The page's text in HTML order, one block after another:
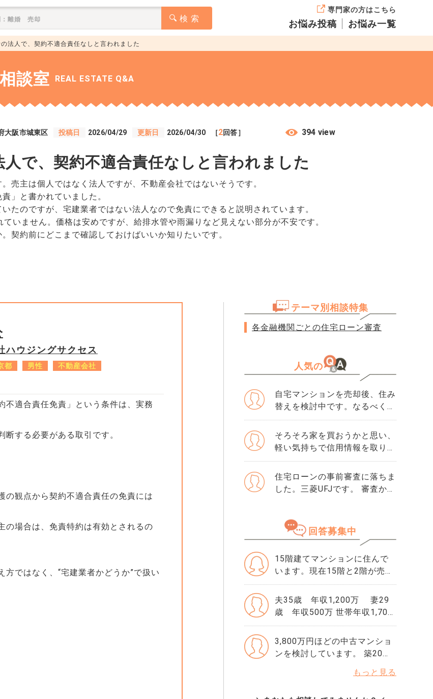
検 索
専門家の方はこちら
お悩み投稿 お悩み一覧
法人で、契約不適合責任なしと言われました
談室 REAL ESTATE Q&A
大阪市城東区 投稿日 2026/04/29 更新日 2026/04/30 ［2回答］ 394 view
で、契約不適合責任なしと言われました
売主は個人ではなく法人ですが、不動産会社ではないそうです。
」と書かれていました。
たのですが、宅建業者ではない法人なので免責にできると説明されています。
いません。価格は安めですが、給排水管や雨漏りなど見えない部分が不安です。
契約前にどこまで確認しておけばいいか知りたいです。
ハウジングサクセス
都 男性 不動産会社
不適合責任免責」という条件は、実務
する必要がある取引です。
の観点から契約不適合責任の免責には
の場合は、免責特約は有効とされるの
ではなく、“宅建業者かどうか”で扱い
テーマ別相談特集
各金融機関ごとの住宅ローン審査
人気の
自宅マンションを売却後、住み
替えを検討中です。なるべく3
か月以内に売却をしたいのです
が、一般媒介と専任媒介で迷っ
ています。 窓口は多い方が買
主が見つかりそうだと思うので
されました。それぞれメリット
デメリットがあれば教えてくだ
そろそろ家を買おうかと思い、
軽い気持ちで信用情報を取り寄
せました。 そこで初めて「ク
レジットガイダンス指数」とい
う数字を見て、自分が500だと
知りました。 正直、この数字
せん。 ただ、ネットで「住宅
ローンはスコアが重要」と読ん
でから、急に不安になりまし
た。 思い当たるのは、数年前
にクレジットカードの引き落と
しが1回だけ遅れたことくらい
です。 ローンやリボ払いもあ
りませんし、借入はほぼゼロで
す。それでも500という数字は
続年数には問題ないと思ってい
るのですが、指数だけで判断さ
れることもありますか？ もし
今から改善できるなら、半年待
住宅ローンの事前審査に落ちま
した。三菱UFJです。 審査から
・購入物件価格は4500万で、
頭金1000万です。 ・滞納歴な
ちゃんと確認してから、次の審
査に申し込んだ方がいいです
か？ 他にりそな銀行かSBI新生
銀行で考えています。 この2つ
の銀行の審査基準や違いなど
も、情報が欲しいです。
回答募集中
15階建てマンションに住んで
います。現在15階と2階が売り
出されており、15階が6,980
万、2階が4,200万です。 うち
は9階なのですが、正直リフォ
で着地したく、6,980万で売り
出したいのですが無謀でしょう
か。 15階は写真を見る限りリ
夫35歳 年収1,200万 妻29
歳 年収500万 世帯年収1,700
万円で、1億円の物件は無理が
あるでしょうか。 頭金は500万
円入れられます。妻は今妊娠中
が、育休後は正社員で復帰予定
3,800万円ほどの中古マンショ
ンを検討しています。 築20
修繕積立金1.8万円と提示され
もっと見る